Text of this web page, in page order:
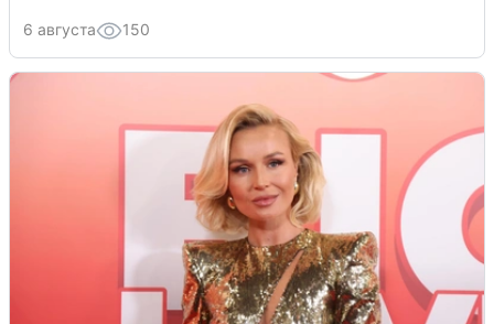
6 августа 150